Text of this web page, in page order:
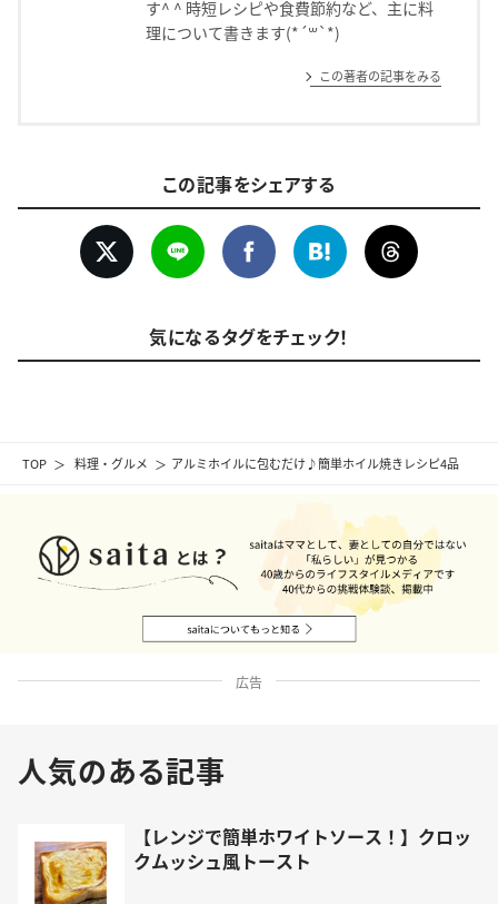
TOP 料理・グルメ アルミホイルに包むだけ♪簡単ホイル焼きレシピ4品
す^ ^ 時短レシピや食費節約など、主に料
理について書きます(*´꒳`*)
この著者の記事をみる
この記事をシェアする
気になるタグをチェック！
広告
人気のある記事
【レンジで簡単ホワイトソース！】クロッ
クムッシュ風トースト